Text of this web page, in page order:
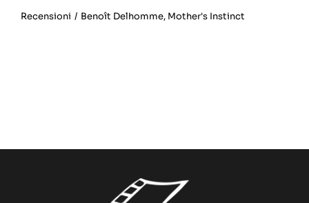
Recensioni / Benoît Delhomme, Mother's Instinct